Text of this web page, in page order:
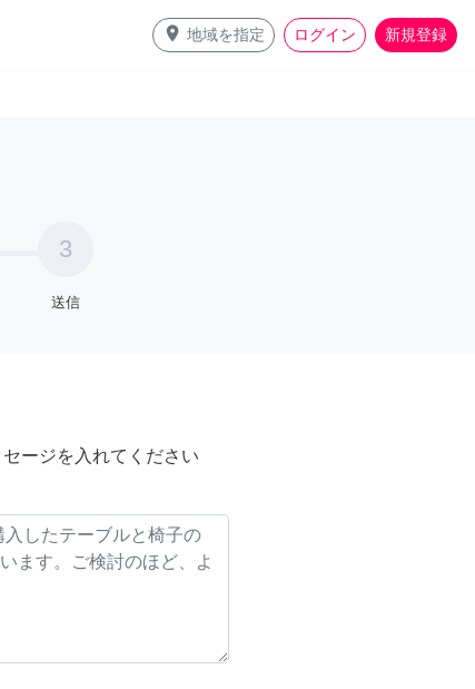
place 地域を指定 ログイン 新規登録
3
送信
ージを入れてください